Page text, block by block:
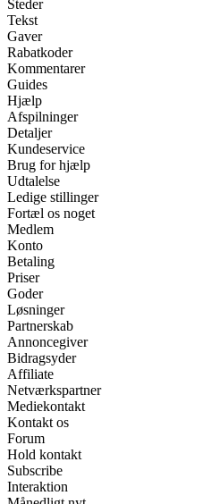
Steder
Tekst
Gaver
Rabatkoder
Kommentarer
Guides
Hjælp
Afspilninger
Detaljer
Kundeservice
Brug for hjælp
Udtalelse
Ledige stillinger
Fortæl os noget
Medlem
Konto
Betaling
Priser
Goder
Løsninger
Partnerskab
Annoncegiver
Bidragsyder
Affiliate
Netværkspartner
Mediekontakt
Kontakt os
Forum
Hold kontakt
Subscribe
Interaktion